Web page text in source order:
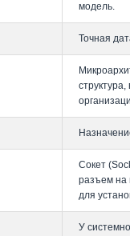
модель.
Точная
Сокет
разъем на
для
У